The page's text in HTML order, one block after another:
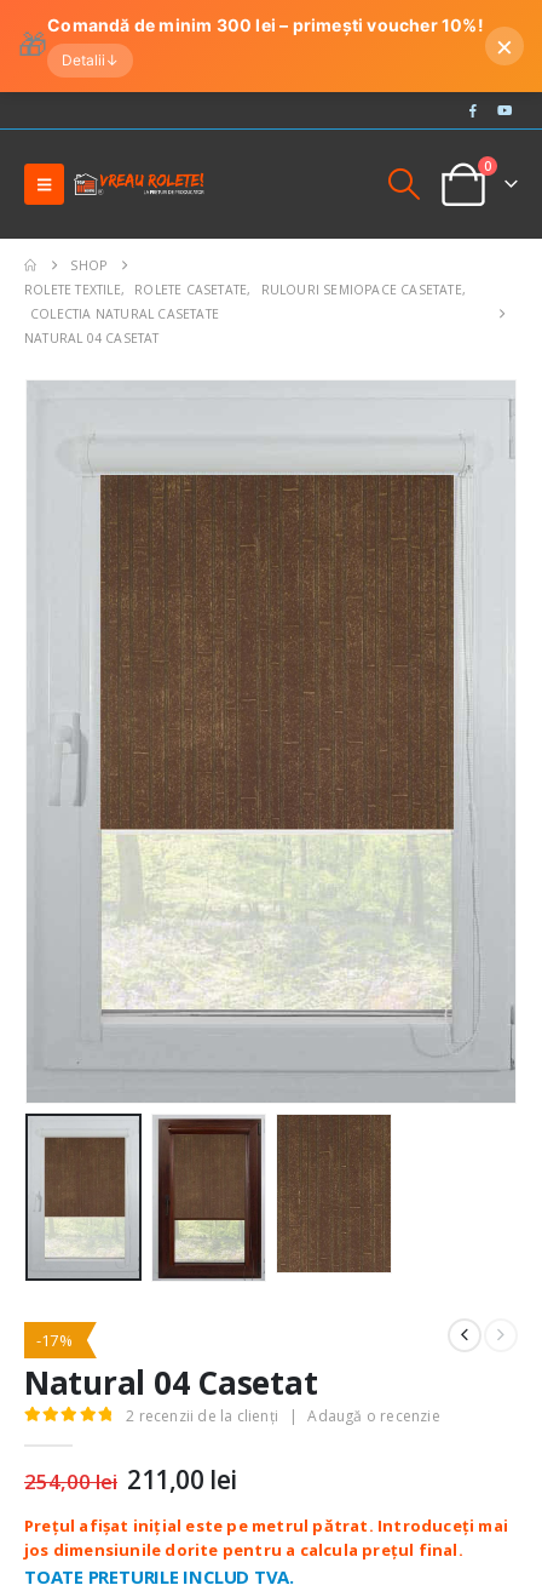
🎁
Comandă de minim 300 lei – primești voucher 10%!
Detalii ↓ ×
0
SHOP
ROLETE TEXTILE, ROLETE CASETATE, RULOURI SEMIOPACE CASETATE,
COLECTIA NATURAL CASETATE
NATURAL 04 CASETAT
-17%
Natural 04 Casetat
2 recenzii de la clienți Adaugă o recenzie
254,00lei Prețul
inițial
a
fost:
254,00 lei.
211,00 lei
este:
211,00 lei.
TOATE PRETURILE INCLUD TVA.